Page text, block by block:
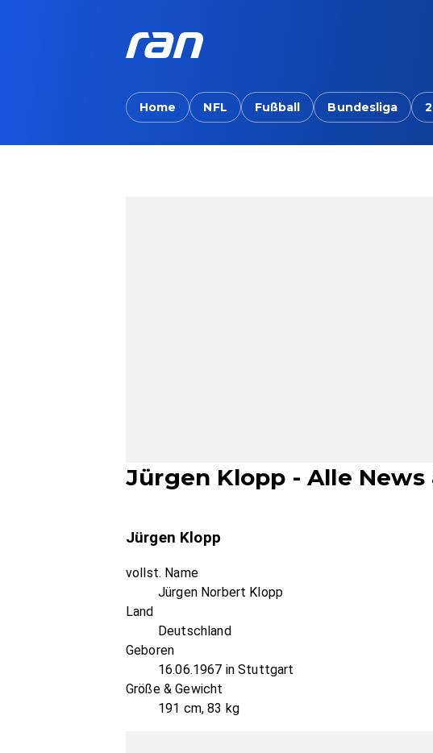
Home NFL Fußball Bundesliga
Jürgen Klopp - Alle News
Jürgen Klopp
vollst. Name
Jürgen Norbert Klopp
Land
Deutschland
Geboren
16.06.1967 in Stuttgart
Größe & Gewicht
191 cm, 83 kg